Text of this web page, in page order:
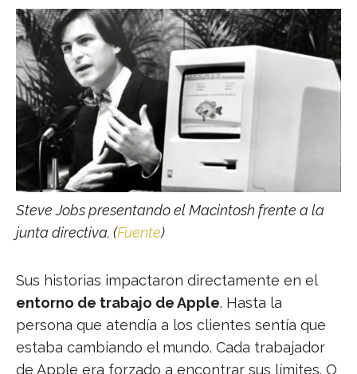
Steve Jobs presentando el Macintosh frente a la
junta directiva. (Fuente)
Sus historias impactaron directamente en el
entorno de trabajo de Apple. Hasta la
persona que atendía a los clientes sentía que
estaba cambiando el mundo. Cada trabajador
de Apple era forzado a encontrar sus límites. O